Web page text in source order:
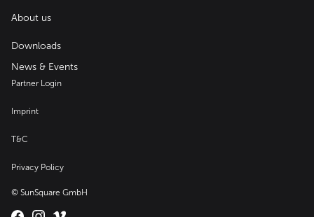
About us
Downloads
News & Events
Partner Login
Imprint
T&C
Privacy Policy
© SunSquare GmbH